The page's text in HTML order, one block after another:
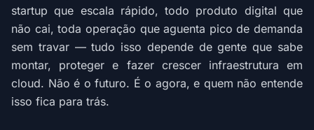
startup que escala rápido, todo produto digital que
não cai, toda operação que aguenta pico de demanda
sem travar — tudo isso depende de gente que sabe
montar, proteger e fazer crescer infraestrutura em
cloud. Não é o futuro. É o agora, e quem não entende
isso fica para trás.